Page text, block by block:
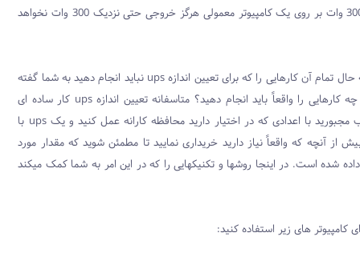
یک منبع تغذیه 300 وات بر روی یک کامپیوتر معمولی هرگز خروجی حتی نزدیک 300 وات نخواهد
تمام آن کارهایی را که برای تعیین اندازهups نباید انجام دهید به شما گفته
را واقعاً باید انجام دهید؟ متاسفانه تعیین اندازهups کار ساده ای
با اعدادی که در اختیار دارید محافظه کارانه عمل کنید و یکups با
از آنچه که واقعاً نیاز دارید خریداری نمایید تا مطمئن شوید که مقدار مورد
شده است. در اینجا روشها و تکنیکهایی را که در این امر به شما کمک میکند
کامپیوتر های زیر استفاده کنید: